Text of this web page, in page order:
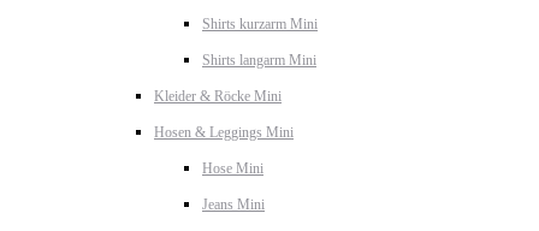
Shirts kurzarm Mini
Shirts langarm Mini
Kleider & Röcke Mini
Hosen & Leggings Mini
Hose Mini
Jeans Mini